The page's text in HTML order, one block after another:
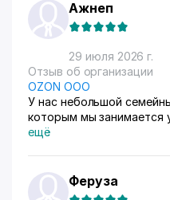
Ажнеп
29 июля 2026 г.
Отзыв об организации
OZON ООО
У нас небольшой
которым мы занимается
схему ФБС, для нашего
приема. Покупатели из
России особенно много,
ещё
Феруза